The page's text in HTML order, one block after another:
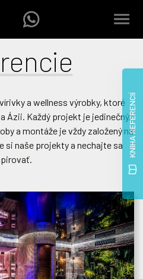
a wellness výrobky, ktoré
Ázii. Každý projekt je jedinečný,
a montáže je vždy založený na
naše projekty a nechajte sa